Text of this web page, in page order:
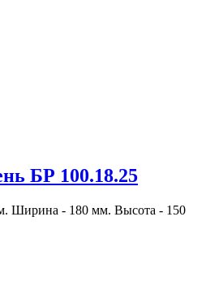
БР 100.18.25
Ширина - 180 мм. Высота - 150